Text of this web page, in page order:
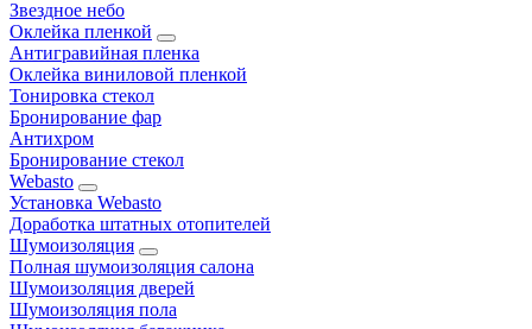
Звездное небо
Оклейка пленкой
Антигравийная пленка
Оклейка виниловой пленкой
Тонировка стекол
Бронирование фар
Антихром
Бронирование стекол
Webasto
Установка Webasto
Доработка штатных отопителей
Шумоизоляция
Полная шумоизоляция салона
Шумоизоляция дверей
Шумоизоляция пола